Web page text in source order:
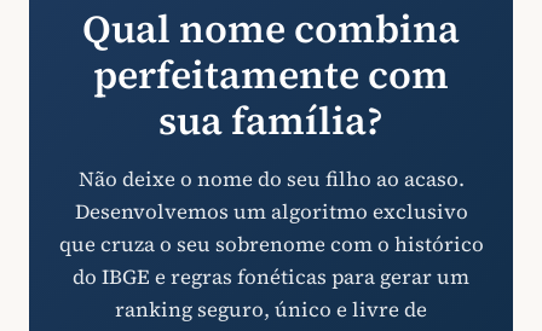
Qual nome combina
perfeitamente com
sua família?
Não deixe o nome do seu filho ao acaso.
Desenvolvemos um algoritmo exclusivo
que cruza o seu sobrenome com o histórico
do IBGE e regras fonéticas para gerar um
ranking seguro, único e livre de